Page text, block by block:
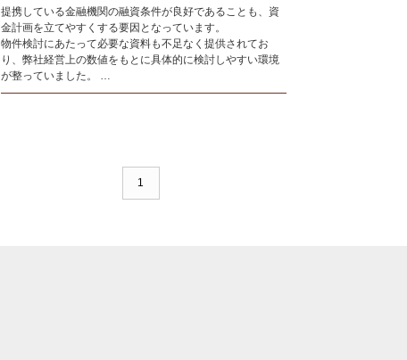
提携している金融機関の融資条件が良好であることも、資
金計画を立てやすくする要因となっています。
物件検討にあたって必要な資料も不足なく提供されてお
り、弊社経営上の数値をもとに具体的に検討しやすい環境
が整っていました。
​​​​​​​加えて、細かな質問に対しても吉野さんのレスポンスが迅
1